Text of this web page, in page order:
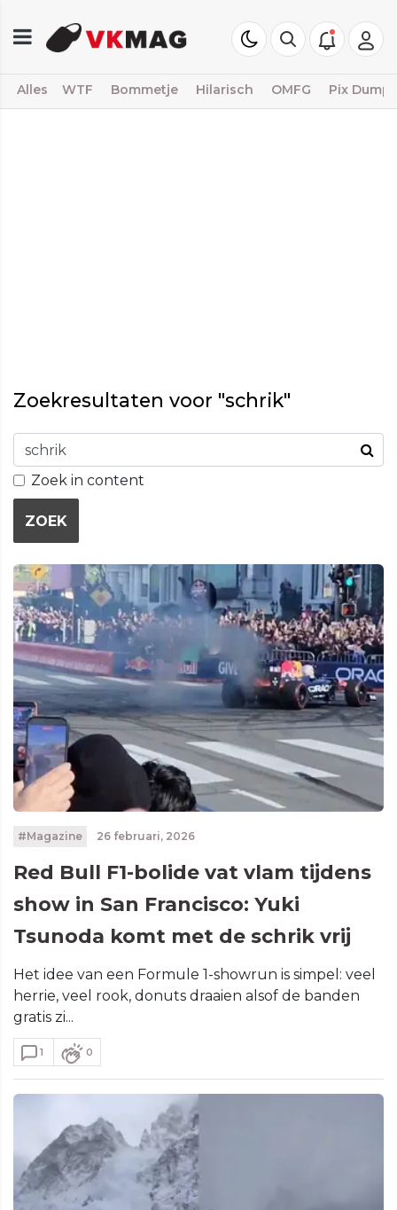
Alles WTF Bommetje Hilarisch OMFG Pix Dump
Zoekresultaten voor "schrik"
Zoek in content
ZOEK
#Magazine 26 februari, 2026
Red Bull F1-bolide vat vlam tijdens
show in San Francisco: Yuki
Tsunoda komt met de schrik vrij
Het idee van een Formule 1-showrun is simpel: veel
herrie, veel rook, donuts draaien alsof de banden
gratis zi...
1 0